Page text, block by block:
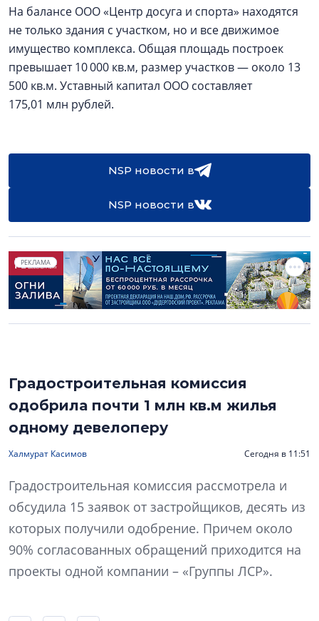
На балансе ООО «Центр досуга и спорта» находятся
не только здания с участком, но и все движимое
имущество комплекса. Общая площадь построек
превышает 10 000 кв.м, размер участков — около 13
500 кв.м. Уставный капитал ООО составляет
175,01 млн рублей.
NSP новости в
NSP новости в
РЕКЛАМА
Градостроительная комиссия
одобрила почти 1 млн кв.м жилья
одному девелоперу
Халмурат Касимов Сегодня в 11:51
Градостроительная комиссия рассмотрела и
обсудила 15 заявок от застройщиков, десять из
которых получили одобрение. Причем около
90% согласованных обращений приходится на
проекты одной компании – «Группы ЛСР».